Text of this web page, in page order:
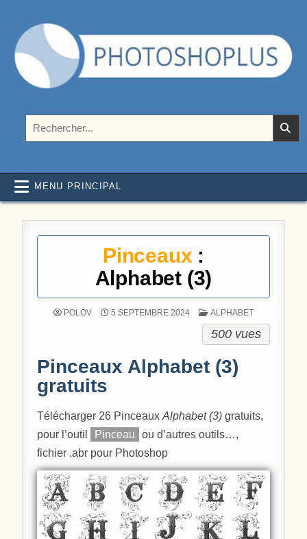
Photoshoplus
MENU PRINCIPAL
Pinceaux :
Alphabet (3)
POLOV 5 SEPTEMBRE 2024 POSTÉ DANS
ALPHABET
500 vues
Pinceaux Alphabet (3)
gratuits
Télécharger 26 PinceauxAlphabet (3) gratuits,
pour l’outil
Pinceau
ou d’autres outils…,
fichier .abr pour Photoshop